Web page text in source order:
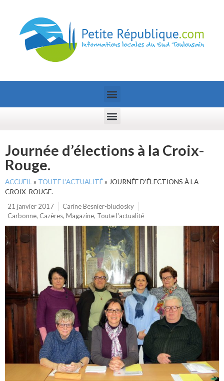
Journée d’élections à la Croix-
Rouge.
ACCUEIL » TOUTE L’ACTUALITÉ» JOURNÉE D’ÉLECTIONS À LA
CROIX-ROUGE.
21 janvier 2017
Carine Besnier-bludosky
Carbonne, Cazères, Magazine, Toute l'actualité